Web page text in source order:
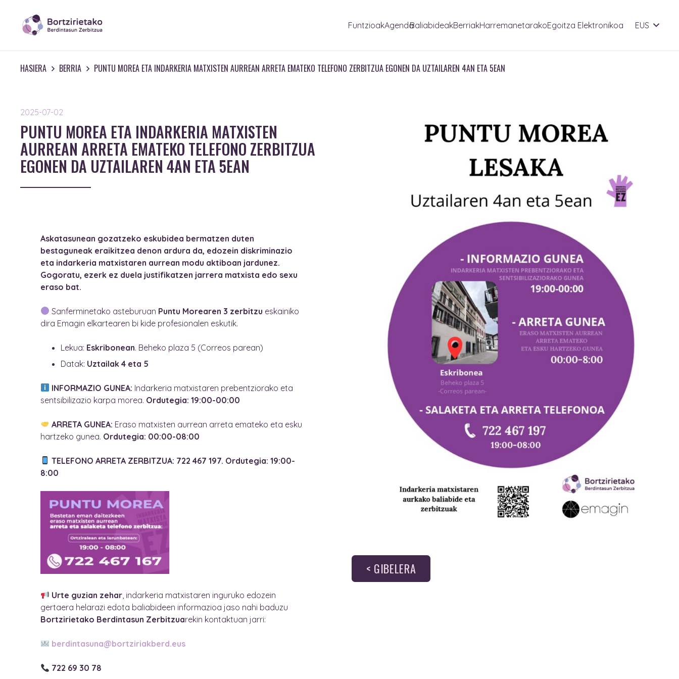
FuntzioakAgendaBaliabideakBerriakHarremanetarakoEgoitza Elektronikoa EUS
HASIERA BERRIA PUNTU MOREA ETA INDARKERIA MATXISTEN AURREAN ARRETA EMATEKO TELEFONO ZERBITZUA EGONEN DA UZTAILAREN 4AN ETA 5EAN
2025-07-02
PUNTU MOREA ETA INDARKERIA MATXISTEN
AURREAN ARRETA EMATEKO TELEFONO ZERBITZUA
EGONEN DA UZTAILAREN 4AN ETA 5EAN
Askatasunean gozatzeko eskubidea bermatzen duten
bestaguneak eraikitzea denon ardura da, edozein diskriminazio
eta indarkeria matxistaren aurrean modu aktiboan jardunez.
Gogoratu, ezerk ez duela justifikatzen jarrera matxista edo sexu
eraso bat.
Sanferminetako asteburuan Puntu Morearen 3 zerbitzu eskainiko
dira Emagin elkartearen bi kide profesionalen eskutik.
Lekua: Eskribonean. Beheko plaza 5 (Correos parean)
Datak: Uztailak 4 eta 5
INFORMAZIO GUNEA: Indarkeria matxistaren prebentziorako eta
sentsibilizazio karpa morea. Ordutegia: 19:00-00:00
ARRETA GUNEA: Eraso matxisten aurrean arreta emateko eta esku
hartzeko gunea. Ordutegia: 00:00-08:00
TELEFONO ARRETA ZERBITZUA: 722 467 197. Ordutegia: 19:00-
8:00
Urte guzian zehar, indarkeria matxistaren inguruko edozein
gertaera helarazi edota baliabideen informazioa jaso nahi baduzu
Bortzirietako Berdintasun Zerbitzuarekin kontaktuan jarri:
berdintasuna@bortziriakberd.eus
722 69 30 78
< GIBELERA